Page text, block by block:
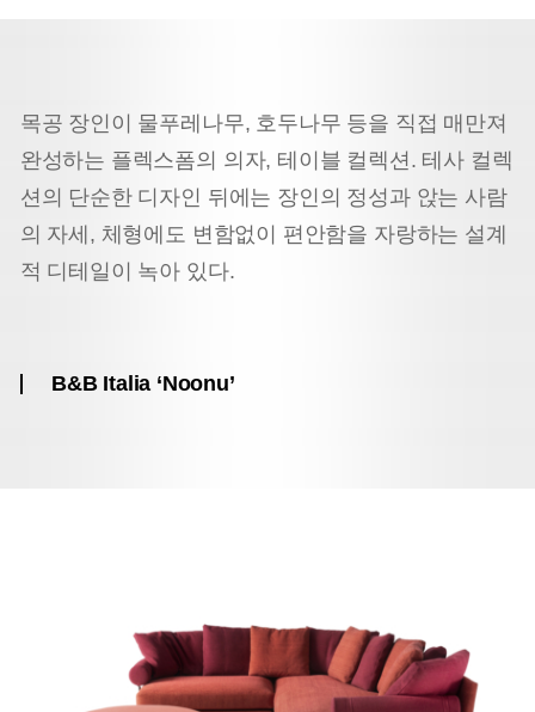
목공 장인이 물푸레나무, 호두나무 등을 직접 매만져
완성하는 플렉스폼의 의자, 테이블 컬렉션. 테사 컬렉
션의 단순한 디자인 뒤에는 장인의 정성과 앉는 사람
의 자세, 체형에도 변함없이 편안함을 자랑하는 설계
적 디테일이 녹아 있다.
B&B Italia ‘Noonu’